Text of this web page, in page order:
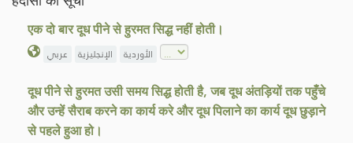
एक दो बार दूध पीने से हुरमत सिद्ध नहीं होती।
عربي الإنجليزية الأوردية
दूध पीने से हुरमत उसी समय सिद्ध होती है, जब दूध अंतड़ियों तक पहुँचे
और उन्हें सैराब करने का कार्य करे और दूध पिलाने का कार्य दूध छुड़ाने
से पहले हुआ हो।